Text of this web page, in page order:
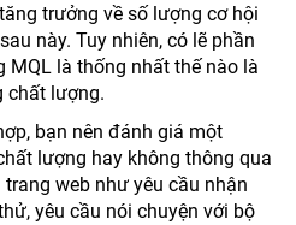
trưởng về số lượng cơ hội
này. Tuy nhiên, có lẽ phần
MQL là thống nhất thế nào là
chất lượng.
bạn nên đánh giá một
lượng hay không thông qua
web như yêu cầu nhận
yêu cầu nói chuyện với bộ